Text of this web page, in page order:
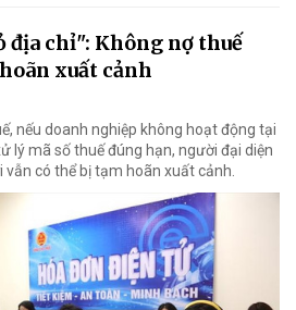
địa chỉ": Không nợ thuế
xuất cảnh
nếu doanh nghiệp không hoạt động tại
lý mã số thuế đúng hạn, người đại diện
có thể bị tạm hoãn xuất cảnh.